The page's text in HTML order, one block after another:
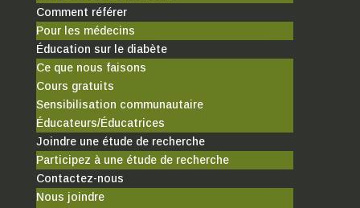
Comment référer
Pour les médecins
Éducation sur le diabète
Ce que nous faisons
Cours gratuits
Sensibilisation communautaire
Éducateurs/Éducatrices
Joindre une étude de recherche
Participez à une étude de recherche
Contactez-nous
Nous joindre